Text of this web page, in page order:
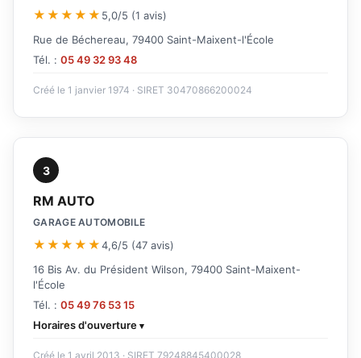
★★★★★ 5,0/5 (1 avis)
Rue de Béchereau, 79400 Saint-Maixent-l'École
Tél. : 05 49 32 93 48
Créé le 1 janvier 1974 · SIRET 30470866200024
3
RM AUTO
GARAGE AUTOMOBILE
★★★★★4,6/5 (47 avis)
16 Bis Av. du Président Wilson, 79400 Saint-Maixent-
l'École
Tél. : 05 49 76 53 15
Horaires d'ouverture
Créé le 1 avril 2013 · SIRET 79248845400028